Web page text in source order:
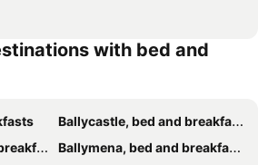
with bed and
Ballycastle, bed and breakfasts
Ballymena, bed and breakfasts